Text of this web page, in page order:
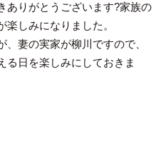
ありがとうございます?家族の
しみになりました。
妻の実家が柳川ですので、
る日を楽しみにしておきま